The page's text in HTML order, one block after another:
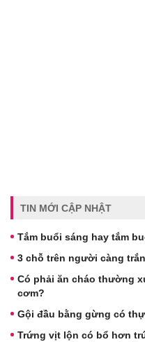
TIN MỚI CẬP NHẬT
Tắm buổi sáng hay tắm
3 chỗ trên người càng
Có phải ăn cháo thường
cơm?
Gội đầu bằng gừng có
Trứng vịt lộn có bổ hơn